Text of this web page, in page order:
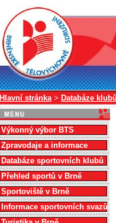
Hlavní stránka> Databáze klubů
Výkonný výbor BTS
Zpravodaje a informace
Databáze sportovních klubů
Přehled sportů v Brně
Sportoviště v Brně
Informace sportovních svazů